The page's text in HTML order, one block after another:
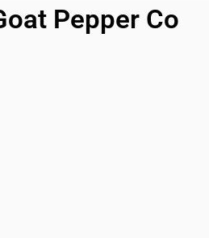
Pepper Co